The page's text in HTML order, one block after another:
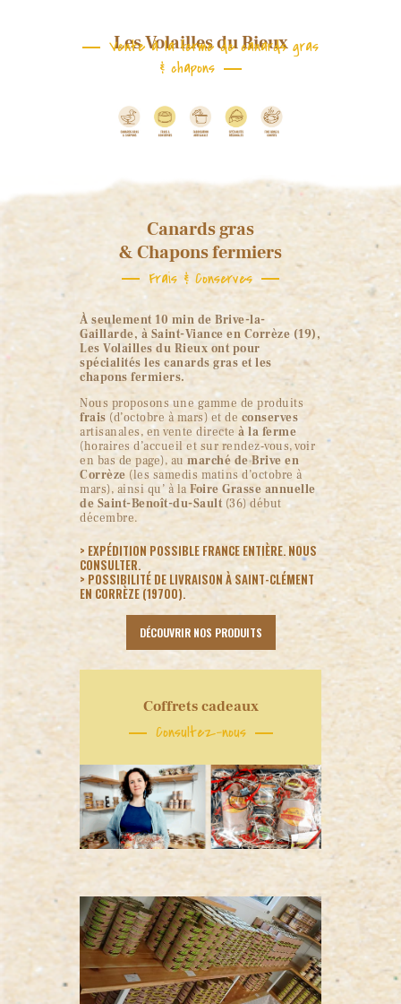
Vente à la ferme de canards gras
& chapons
Les Volailles du Rieux
Frais & Conserves
Canards gras
& Chapons fermiers
À seulement 10 min de Brive-la-
Gaillarde, à Saint-Viance en Corrèze (19),
Les Volailles du Rieux ont pour
spécialités les canards gras et les
chapons fermiers.
Nous proposons une gamme de produits
frais (d’octobre à mars) et de conserves
artisanales, en vente directe à la ferme
(horaires d’accueil et sur rendez-vous, voir
en bas de page), au marché de Brive en
Corrèze (les samedis matins d’octobre à
mars), ainsi qu’ à la Foire Grasse annuelle
de Saint-Benoît-du-Sault(36) début
décembre.
> EXPÉDITION POSSIBLE FRANCE ENTIÈRE. NOUS
CONSULTER.
> POSSIBILITÉ DE LIVRAISON À SAINT-CLÉMENT
EN CORRÈZE (19700).
DÉCOUVRIR NOS PRODUITS
Consultez-nous
Coffrets cadeaux